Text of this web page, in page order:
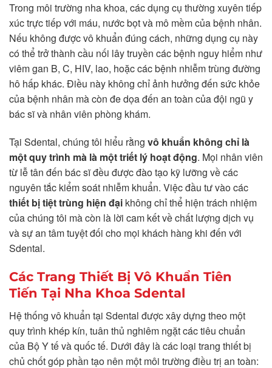
Trong môi trường nha khoa, các dụng cụ thường xuyên tiếp
xúc trực tiếp với máu, nước bọt và mô mềm của bệnh nhân.
Nếu không được vô khuẩn đúng cách, những dụng cụ này
có thể trở thành cầu nối lây truyền các bệnh nguy hiểm như
viêm gan B, C, HIV, lao, hoặc các bệnh nhiễm trùng đường
hô hấp khác. Điều này không chỉ ảnh hưởng đến sức khỏe
của bệnh nhân mà còn đe dọa đến an toàn của đội ngũ y
bác sĩ và nhân viên phòng khám.
Tại Sdental, chúng tôi hiểu rằng vô khuẩn không chỉ là
một quy trình mà là một triết lý hoạt động. Mọi nhân viên
từ lễ tân đến bác sĩ đều được đào tạo kỹ lưỡng về các
nguyên tắc kiểm soát nhiễm khuẩn. Việc đầu tư vào các
thiết bị tiệt trùng hiện đại không chỉ thể hiện trách nhiệm
của chúng tôi mà còn là lời cam kết về chất lượng dịch vụ
và sự an tâm tuyệt đối cho mọi khách hàng khi đến với
Sdental.
Các Trang Thiết Bị Vô Khuẩn Tiên
Tiến Tại Nha Khoa Sdental
Hệ thống vô khuẩn tại Sdental được xây dựng theo một
quy trình khép kín, tuân thủ nghiêm ngặt các tiêu chuẩn
của Bộ Y tế và quốc tế. Dưới đây là các loại trang thiết bị
chủ chốt góp phần tạo nên một môi trường điều trị an toàn: